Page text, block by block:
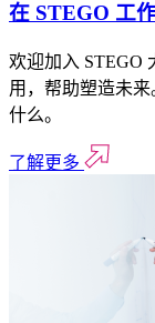
在 STEGO 工
欢迎加入 STEGO
用，帮助塑造未
什么。
了解更多